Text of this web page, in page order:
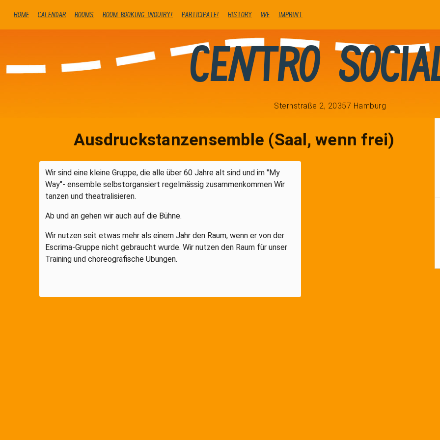
Home Calendar Rooms Room booking inquiry! Participate! history We Imprint
Centro
Sternstraße 2, 20357 Hamburg
Ausdruckstanzensemble (Saal, wenn frei)
Wir sind eine kleine Gruppe, die alle über 60 Jahre alt sind und im "My
Way"- ensemble selbstorgansiert regelmässig zusammenkommen Wir
tanzen und theatralisieren.
Ab und an gehen wir auch auf die Bühne.
Wir nutzen seit etwas mehr als einem Jahr den Raum, wenn er von der
Escrima-Gruppe nicht gebraucht wurde. Wir nutzen den Raum für unser
Training und choreografische Ubungen.